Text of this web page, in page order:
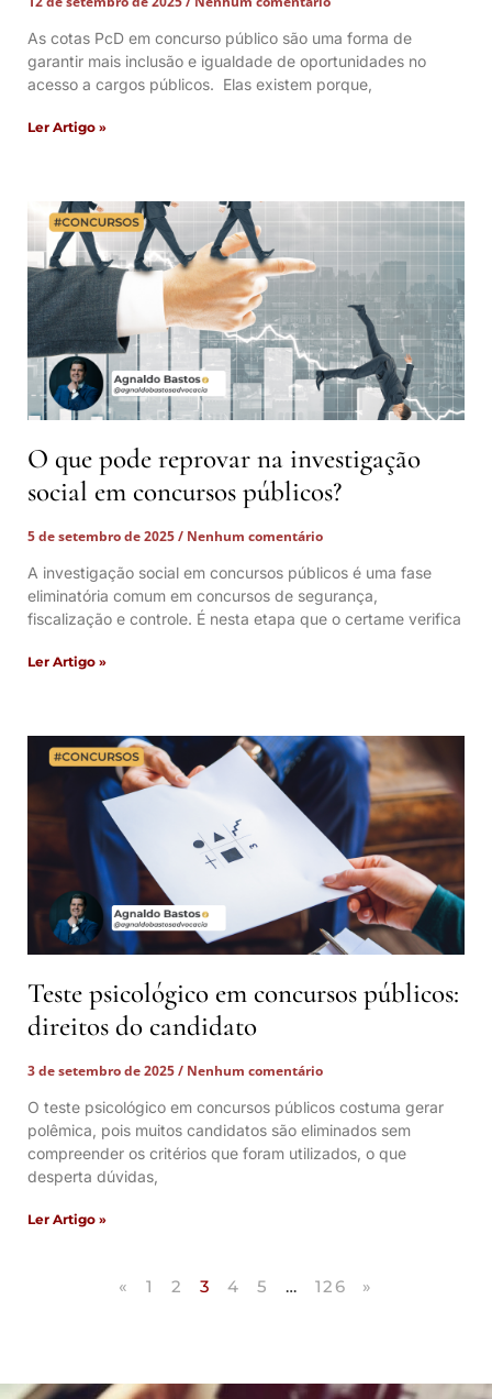
As cotas PcD em concurso público são uma forma de
garantir mais inclusão e igualdade de oportunidades no
acesso a cargos públicos. Elas existem porque,
Ler Artigo »
O que pode reprovar na investigação
social em concursos públicos?
5 de setembro de 2025
Nenhum comentário
A investigação social em concursos públicos é uma fase
eliminatória comum em concursos de segurança,
fiscalização e controle. É nesta etapa que o certame verifica
Ler Artigo »
Teste psicológico em concursos públicos:
direitos do candidato
3 de setembro de 2025
Nenhum comentário
O teste psicológico em concursos públicos costuma gerar
polêmica, pois muitos candidatos são eliminados sem
compreender os critérios que foram utilizados, o que
desperta dúvidas,
Ler Artigo »
« 1 2 3 4 5 … 126 »